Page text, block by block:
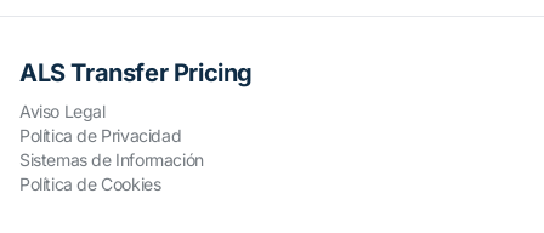
ALS Transfer Pricing
Aviso Legal
Política de Privacidad
Sistemas de Información
Política de Cookies